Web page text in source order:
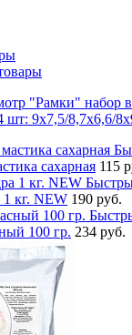
"Рамки" набор
шт: 9х7,5/8,7х6,6/
сахарная 115
1 кг. NEW 190 руб.
100 гр. 234 руб.